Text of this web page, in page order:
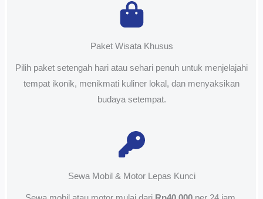
Paket Wisata Khusus
Pilih paket setengah hari atau sehari penuh untuk menjelajahi
tempat ikonik, menikmati kuliner lokal, dan menyaksikan
budaya setempat.
Sewa Mobil & Motor Lepas Kunci